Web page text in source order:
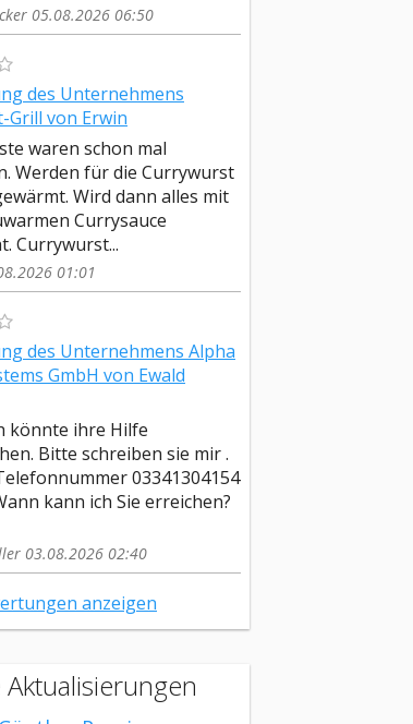
05.08.2026 06:50
des Unternehmens
Grill von Erwin
waren schon mal
Werden für die Currywurst
Wird dann alles mit
Currysauce
Currywurst...
01:01
des Unternehmens Alpha
GmbH von Ewald
könnte ihre Hilfe
Bitte schreiben sie mir .
03341304154
kann ich Sie erreichen?
03.08.2026 02:40
anzeigen
Aktualisierungen